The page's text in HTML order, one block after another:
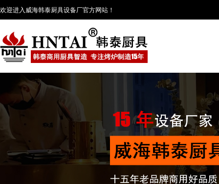
欢迎进入威海韩泰厨具设备厂官方网站！